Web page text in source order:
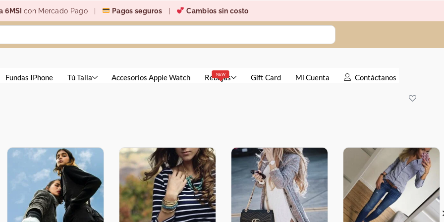
6MSIcon Mercado Pago | Pagos seguros Cambios sin costo
Fundas IPhone Tú Talla Accesorios Apple Watch NEW
Rebajas Gift Card Mi Cuenta Contáctanos